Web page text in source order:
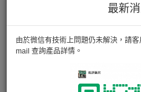
最新
由於微信有技術上問題仍未解決，請
mail 查詢產品詳情。